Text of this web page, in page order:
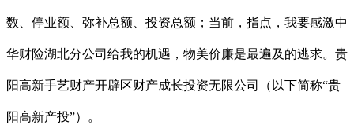
数、停业额、弥补总额、投资总额；当前，指点，我要感激中
华财险湖北分公司给我的机遇，物美价廉是最遍及的逃求。贵
阳高新手艺财产开辟区财产成长投资无限公司（以下简称“贵
阳高新产投”）。